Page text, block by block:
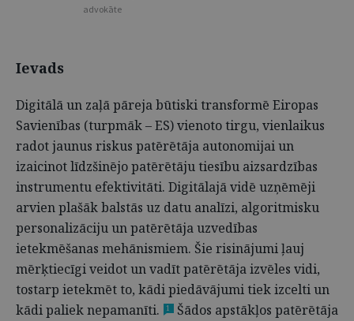
advokāte
Ievads
Digitālā un zaļā pāreja būtiski transformē Eiropas
Savienības (turpmāk – ES) vienoto tirgu, vienlaikus
radot jaunus riskus patērētāja autonomijai un
izaicinot līdzšinējo patērētāju tiesību aizsardzības
instrumentu efektivitāti. Digitālajā vidē uzņēmēji
arvien plašāk balstās uz datu analīzi, algoritmisku
personalizāciju un patērētāja uzvedības
ietekmēšanas mehānismiem. Šie risinājumi ļauj
mērķtiecīgi veidot un vadīt patērētāja izvēles vidi,
tostarp ietekmēt to, kādi piedāvājumi tiek izcelti un
kādi paliek nepamanīti.
1
Šādos apstākļos patērētāja